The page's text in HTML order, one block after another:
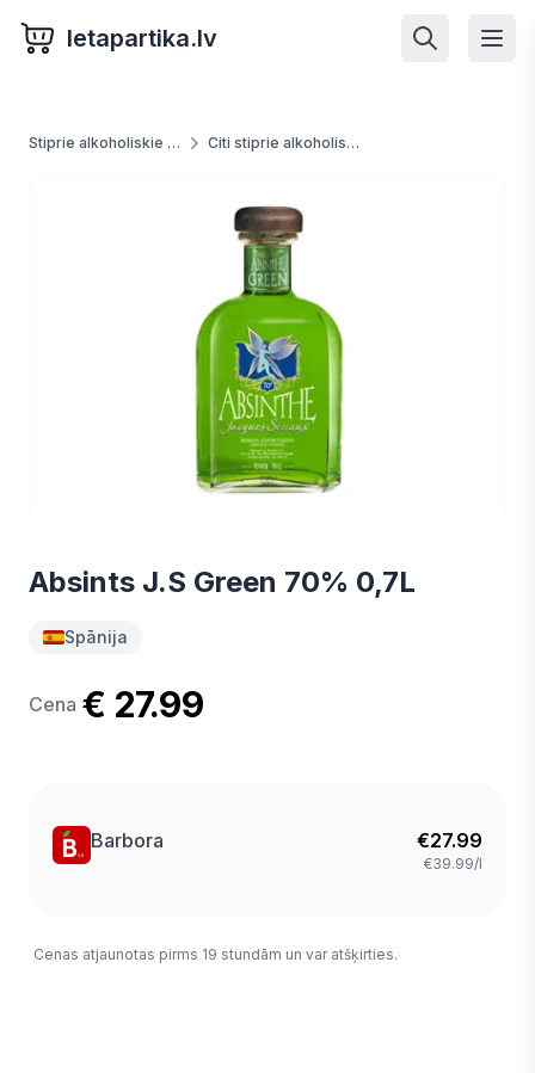
letapartika.lv
Stiprie alkoholiskie dzērieni Citi stiprie alkoholiskie dzērieni
Absints J.S Green 70% 0,7L
Spānija
Cena € 27.99
Barbora €27.99
€39.99/l
Cenas atjaunotas pirms 19 stundām un var atšķirties.